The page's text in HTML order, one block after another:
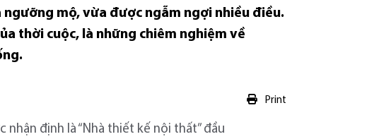
mộ, vừa được ngẫm ngợi nhiều điều.
thời cuộc, là những chiêm nghiệm về
Print
định là “Nhà thiết kế nội thất” đầu